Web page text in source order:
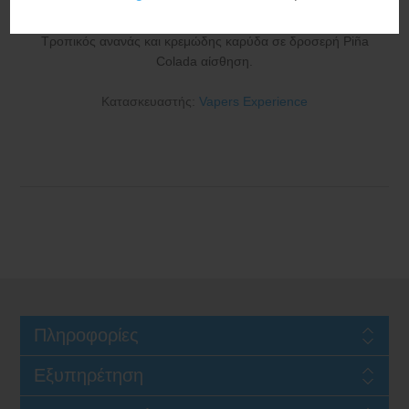
Τροπικός ανανάς και κρεμώδης καρύδα σε δροσερή Piña
Colada αίσθηση.
Κατασκευαστής: Vapers Experience
Πληροφορίες
Εξυπηρέτηση